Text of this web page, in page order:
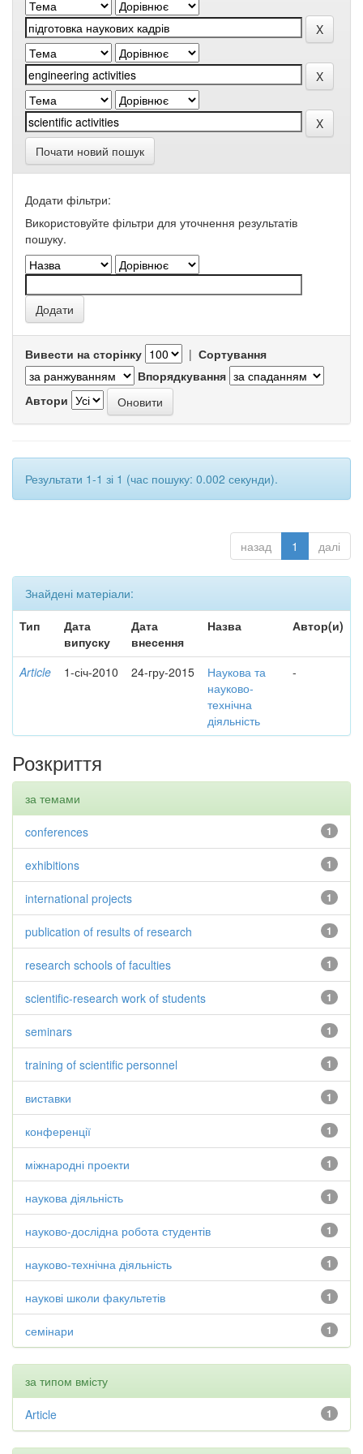
Почати новий пошук
Додати фільтри:
Використовуйте фільтри для уточнення результатів
пошуку.
Вивести на сторінку | Сортування
Впорядкування
Автори
Результати 1-1 зі 1 (час пошуку: 0.002 секунди).
назад 1 далі
Знайдені матеріали:
Тип
Дата
випуску
Дата
внесення
Назва Автор(и)
Article 1-січ-2010 24-гру-2015
Наукова та
науково-
технічна
діяльність
-
Розкриття
за темами
1
conferences
1
exhibitions
1
international projects
1
publication of results of research
1
research schools of faculties
1
scientific-research work of students
1
seminars
1
training of scientific personnel
1
виставки
1
конференції
1
міжнародні проекти
1
наукова діяльність
1
науково-дослідна робота студентів
1
науково-технічна діяльність
1
наукові школи факультетів
1
семінари
за типом вмісту
1
Article